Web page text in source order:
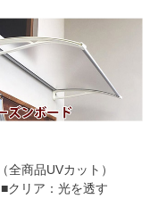
（全商品UVカット）
■クリア：光を透す